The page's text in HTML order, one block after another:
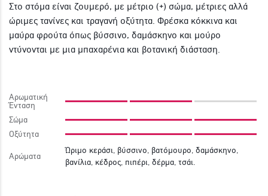
Στο στόμα είναι ζουμερό, με μέτριο (+) σώμα, μέτριες αλλά
ώριμες τανίνες και τραγανή οξύτητα. Φρέσκα κόκκινα και
μαύρα φρούτα όπως βύσσινο, δαμάσκηνο και μούρο
ντύνονται με μια μπαχαρένια και βοτανική διάσταση.
Αρωματική
Ένταση
Σώμα
Οξύτητα
Αρώματα
Ώριμο κεράσι, βύσσινο, βατόμουρο, δαμάσκηνο,
βανίλια, κέδρος, πιπέρι, δέρμα, τσάι.